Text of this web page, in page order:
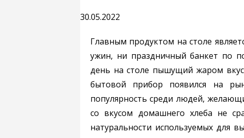
30.05.2022
Главным продуктом на столе
ужин, ни праздничный банкет по
день на столе пышущий жаром
бытовой прибор появился на
популярность среди людей,
со вкусом домашнего хлеба не
натуральности используемых для